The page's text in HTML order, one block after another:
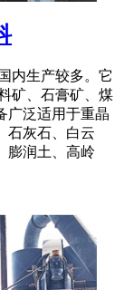
内生产较多。它
矿、石膏矿、煤
广泛适用于重晶
石灰石、白云
膨润土、高岭